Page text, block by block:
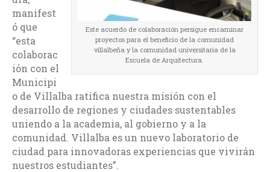
Este acuerdo de colaboración persigue encaminar
proyectos para el beneficio de la comunidad
villalbeña y la comunidad universitaria de la
Escuela de Arquitectura.
manifest
ó que
“esta
colaborac
ión con el
Municipi
o de Villalba ratifica nuestra misión con el
desarrollo de regiones y ciudades sustentables
uniendo a la academia, al gobierno y a la
comunidad. Villalba es un nuevo laboratorio de
ciudad para innovadoras experiencias que vivirán
nuestros estudiantes”.